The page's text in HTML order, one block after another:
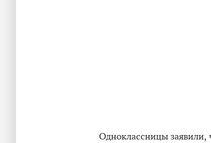
Одноклассницы заявили,